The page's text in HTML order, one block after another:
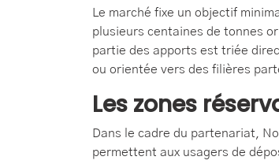
Le marché fixe un objectif
plusieurs centaines de tonnes
partie des apports est triée
ou orientée vers des filières
Les zones
Dans le cadre du partenariat,
permettent aux usagers de